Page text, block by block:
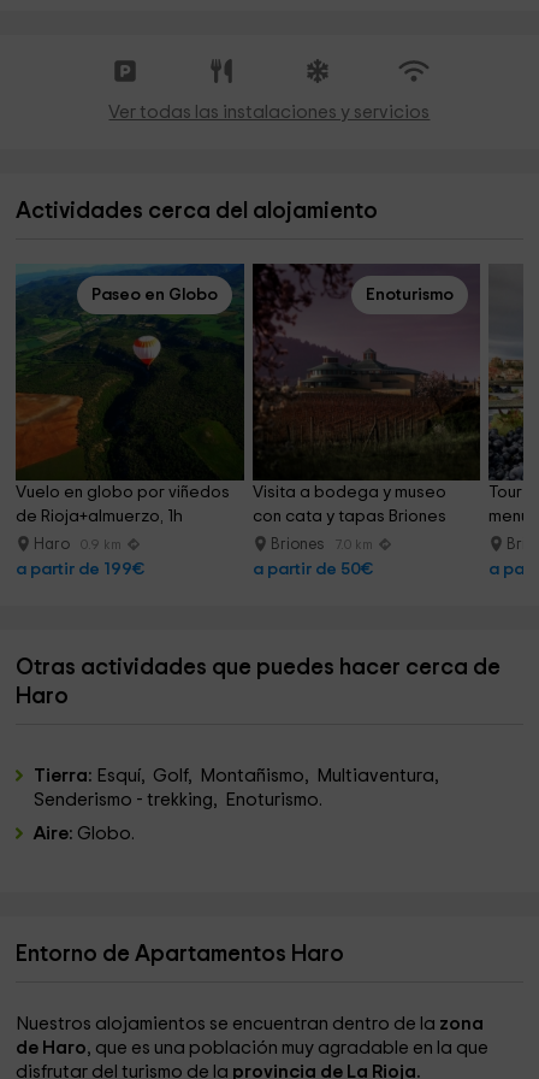
Ver todas las instalaciones y servicios
Actividades cerca del alojamiento
Paseo en Globo
Vuelo en globo por viñedos
de Rioja+almuerzo, 1h
Haro 0.9 km
a partir de 199€
Enoturismo
Visita a bodega y museo
con cata y tapas Briones
Briones 7.0 km
a partir de 50€
Tour
menú
a
Otras actividades que puedes hacer cerca de
Haro
Tierra: Esquí, Golf, Montañismo, Multiaventura,
Senderismo - trekking, Enoturismo.
Aire: Globo.
Entorno de Apartamentos Haro
Nuestros alojamientos se encuentran dentro de la zona
de Haro, que es una población muy agradable en la que
disfrutar del turismo de la provincia de La Rioja.